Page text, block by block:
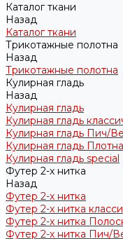
Каталог ткани
Назад
Каталог ткани
Трикотажные полотна
Назад
Трикотажные полотна
Кулирная гладь
Назад
Кулирная гладь
Кулирная гладь
Кулирная гладь Пич/
Кулирная гладь
Кулирная гладь special
Футер 2-х нитка
Назад
Футер 2-х нитка
Футер 2-х нитка
Футер 2-х нитка
Футер 2-х нитка Пич/